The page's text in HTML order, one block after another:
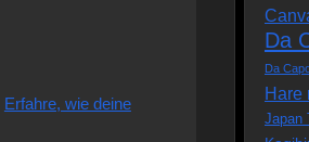
Erfahre, wie deine
Da
Da
Hare
Japan